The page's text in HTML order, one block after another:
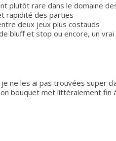
plutôt rare dans le domaine
rapidité des parties
deux jeux plus costauds
bluff et stop ou encore, un
ne les ai pas trouvées super
bouquet met littéralement